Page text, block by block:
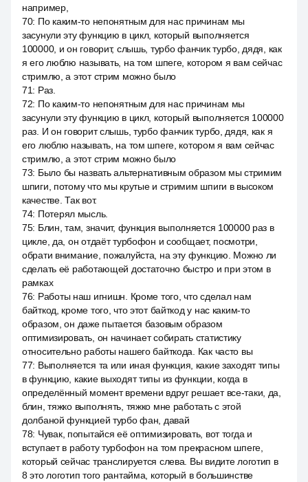
например,
70: По каким-то непонятным для нас причинам мы
засунули эту функцию в цикл, который выполняется
100000, и он говорит, слышь, турбо фанчик турбо, дядя, как
я его люблю называть, на том шпеге, котором я вам сейчас
стримлю, а этот стрим можно было
71: Раз.
72: По каким-то непонятным для нас причинам мы
засунули эту функцию в цикл, который выполняется 100000
раз. И он говорит слышь, турбо фанчик турбо, дядя, как я
его люблю называть, на том шпеге, котором я вам сейчас
стримлю, а этот стрим можно было
73: Было бы назвать альтернативным образом мы стримим
шпиги, потому что мы крутые и стримим шпиги в высоком
качестве. Так вот.
74: Потерял мысль.
75: Блин, там, значит, функция выполняется 100000 раз в
цикле, да, он отдаёт турбофон и сообщает, посмотри,
обрати внимание, пожалуйста, на эту функцию. Можно ли
сделать её работающей достаточно быстро и при этом в
рамках
76: Работы наш игнишн. Кроме того, что сделал нам
байткод, кроме того, что этот байткод у нас каким-то
образом, он даже пытается базовым образом
оптимизировать, он начинает собирать статистику
относительно работы нашего байткода. Как часто вы
77: Выполняется та или иная функция, какие заходят типы
в функцию, какие выходят типы из функции, когда в
определённый момент времени вдруг решает все-таки, да,
блин, тяжко выполнять, тяжко мне работать с этой
долбаной функцией турбо фан, давай
78: Чувак, попытайся её оптимизировать, вот тогда и
вступает в работу турбофон на том прекрасном шпеге,
который сейчас транслируется слева. Вы видите логотип в
8 это логотип того рантайма, который в большинстве